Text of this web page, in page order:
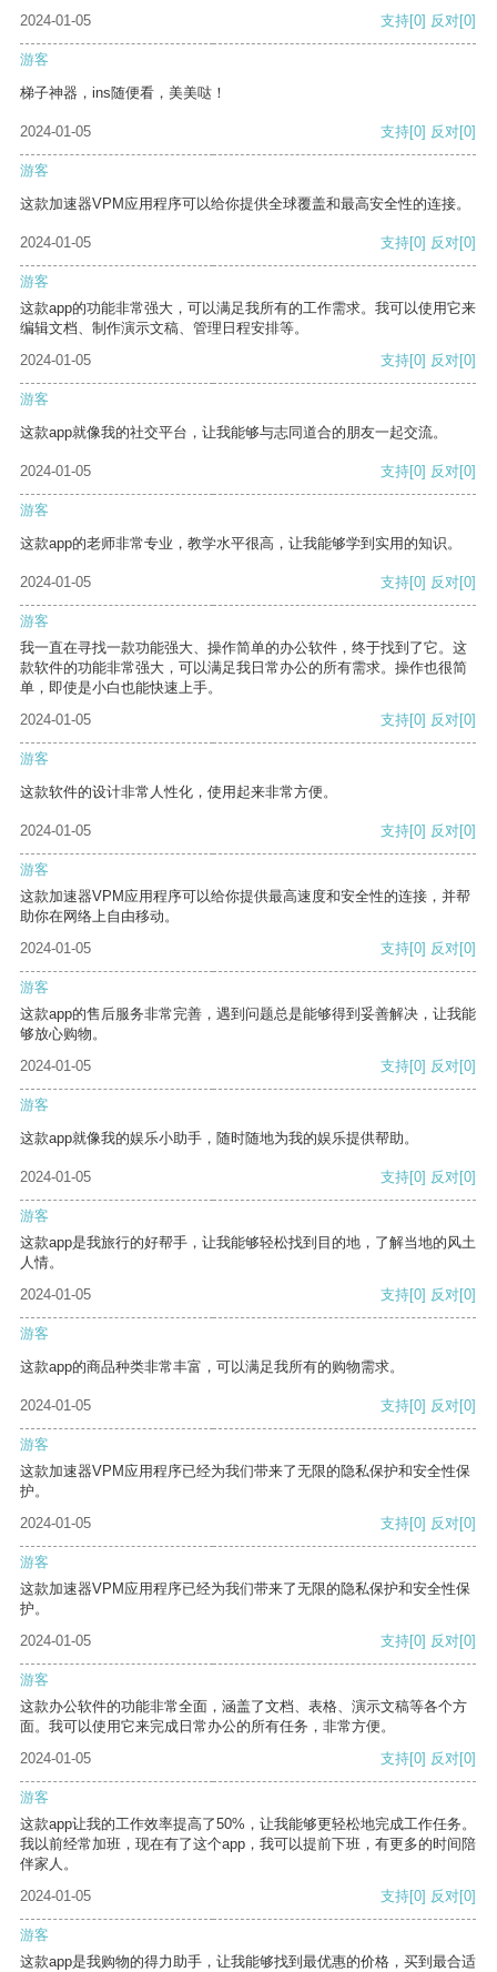
2024-01-05 支持[0] 反对[0]
游客
梯子神器，ins随便看，美美哒！
2024-01-05 支持[0] 反对[0]
游客
这款加速器VPM应用程序可以给你提供全球覆盖和最高安全性的连接。
2024-01-05 支持[0] 反对[0]
游客
这款app的功能非常强大，可以满足我所有的工作需求。我可以使用它来
编辑文档、制作演示文稿、管理日程安排等。
2024-01-05
支持[0] 反对[0]
游客
这款app就像我的社交平台，让我能够与志同道合的朋友一起交流。
2024-01-05 支持[0] 反对[0]
游客
这款app的老师非常专业，教学水平很高，让我能够学到实用的知识。
2024-01-05 支持[0] 反对[0]
游客
我一直在寻找一款功能强大、操作简单的办公软件，终于找到了它。这
款软件的功能非常强大，可以满足我日常办公的所有需求。操作也很简
单，即使是小白也能快速上手。
2024-01-05
支持[0] 反对[0]
游客
这款软件的设计非常人性化，使用起来非常方便。
2024-01-05 支持[0] 反对[0]
游客
这款加速器VPM应用程序可以给你提供最高速度和安全性的连接，并帮
助你在网络上自由移动。
2024-01-05
支持[0] 反对[0]
游客
这款app的售后服务非常完善，遇到问题总是能够得到妥善解决，让我能
够放心购物。
2024-01-05
支持[0] 反对[0]
游客
这款app就像我的娱乐小助手，随时随地为我的娱乐提供帮助。
2024-01-05 支持[0] 反对[0]
游客
这款app是我旅行的好帮手，让我能够轻松找到目的地，了解当地的风土
人情。
2024-01-05
支持[0] 反对[0]
游客
这款app的商品种类非常丰富，可以满足我所有的购物需求。
2024-01-05 支持[0] 反对[0]
游客
这款加速器VPM应用程序已经为我们带来了无限的隐私保护和安全性保
护。
2024-01-05
支持[0] 反对[0]
游客
这款加速器VPM应用程序已经为我们带来了无限的隐私保护和安全性保
护。
2024-01-05
支持[0] 反对[0]
游客
这款办公软件的功能非常全面，涵盖了文档、表格、演示文稿等各个方
面。我可以使用它来完成日常办公的所有任务，非常方便。
2024-01-05
支持[0] 反对[0]
游客
这款app让我的工作效率提高了50%，让我能够更轻松地完成工作任务。
我以前经常加班，现在有了这个app，我可以提前下班，有更多的时间陪
伴家人。
2024-01-05
支持[0] 反对[0]
游客
这款app是我购物的得力助手，让我能够找到最优惠的价格，买到最合适